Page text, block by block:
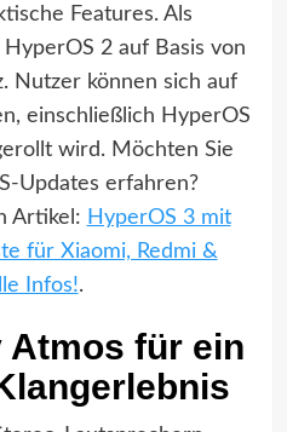
Features. Als
2 auf Basis von
Nutzer können sich auf
einschließlich HyperOS
wird. Möchten Sie
Updates erfahren?
Artikel: HyperOS 3 mit
für Xiaomi, Redmi &
Infos!.
Atmos für ein